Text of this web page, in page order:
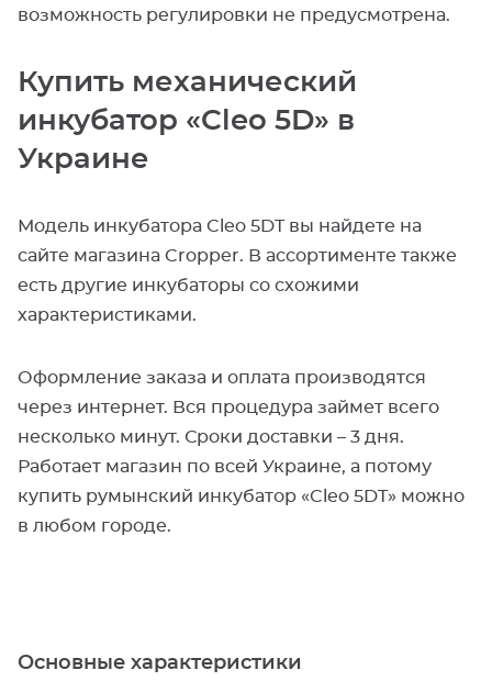
возможность регулировки не предусмотрена.
Купить механический
инкубатор «Cleo 5D» в
Украине
Модель инкубатора Cleo 5DT вы найдете на
сайте магазина Cropper. В ассортименте также
есть другие инкубаторы со схожими
характеристиками.
Оформление заказа и оплата производятся
через интернет. Вся процедура займет всего
несколько минут. Сроки доставки – 3 дня.
Работает магазин по всей Украине, а потому
купить румынский инкубатор «Cleo 5DT» можно
в любом городе.
Основные характеристики